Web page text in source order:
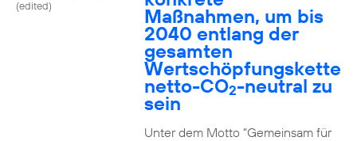
(edited)
Maßnahmen, um bis
2040 entlang der
gesamten
Wertschöpfungskette
netto-CO2-neutral zu
sein
Unter dem Motto "Gemeinsam für